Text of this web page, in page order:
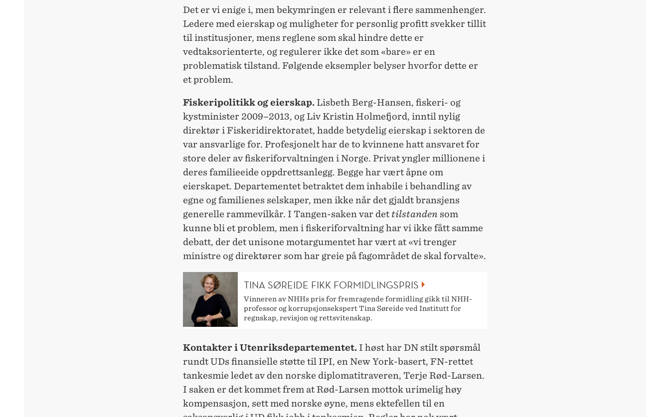
Det er vi enige i, men bekymringen er relevant i flere sammenhenger.
Ledere med eierskap og muligheter for personlig profitt svekker tillit
til institusjoner, mens reglene som skal hindre dette er
vedtaksorienterte, og regulerer ikke det som «bare» er en
problematisk tilstand. Følgende eksempler belyser hvorfor dette er
et problem.
Fiskeripolitikk og eierskap.Lisbeth Berg-Hansen, fiskeri- og
kystminister 2009–2013, og Liv Kristin Holmefjord, inntil nylig
direktør i Fiskeridirektoratet, hadde betydelig eierskap i sektoren de
var ansvarlige for. Profesjonelt har de to kvinnene hatt ansvaret for
store deler av fiskeriforvaltningen i Norge. Privat yngler millionene i
deres familieeide oppdrettsanlegg. Begge har vært åpne om
eierskapet. Departementet betraktet dem inhabile i behandling av
egne og familienes selskaper, men ikke når det gjaldt bransjens
generelle rammevilkår. I Tangen-saken var det tilstanden som
kunne bli et problem, men i fiskeriforvaltning har vi ikke fått samme
debatt, der det unisone motargumentet har vært at «vi trenger
ministre og direktører som har greie på fagområdet de skal forvalte».
TINA SØREIDE FIKK FORMIDLINGSPRIS
Vinneren av NHHs pris for fremragende formidling gikk til NHH-
professor og korrupsjonsekspert Tina Søreide ved Institutt for
regnskap, revisjon og rettsvitenskap.
Kontakter i Utenriksdepartementet. I høst har DN stilt spørsmål
rundt UDs finansielle støtte til IPI, en New York-basert, FN-rettet
tankesmie ledet av den norske diplomatitraveren, Terje Rød-Larsen.
I saken er det kommet frem at Rød-Larsen mottok urimelig høy
kompensasjon, sett med norske øyne, mens ektefellen til en